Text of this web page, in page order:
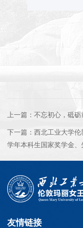
上一篇： 不忘初心，砥
下一篇： 西北工业大学
学年本科生国家奖学金
友情链接